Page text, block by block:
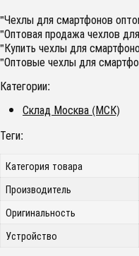
"Чехлы для смартфонов
"Оптовая продажа чехлов
"Купить чехлы для
"Оптовые чехлы для
Категории:
Склад Москва (МСК)
Теги:
Категория товара
Производитель
Оригинальность
Устройство